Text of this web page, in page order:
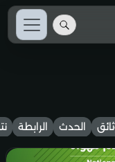
الحدث الرابطة